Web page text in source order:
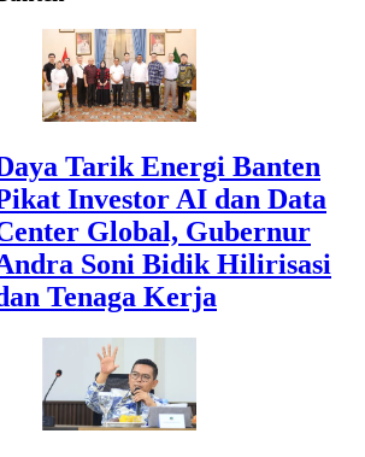
Tarik Energi Banten
Investor AI dan Data
Global, Gubernur
Soni Bidik Hilirisasi
Tenaga Kerja